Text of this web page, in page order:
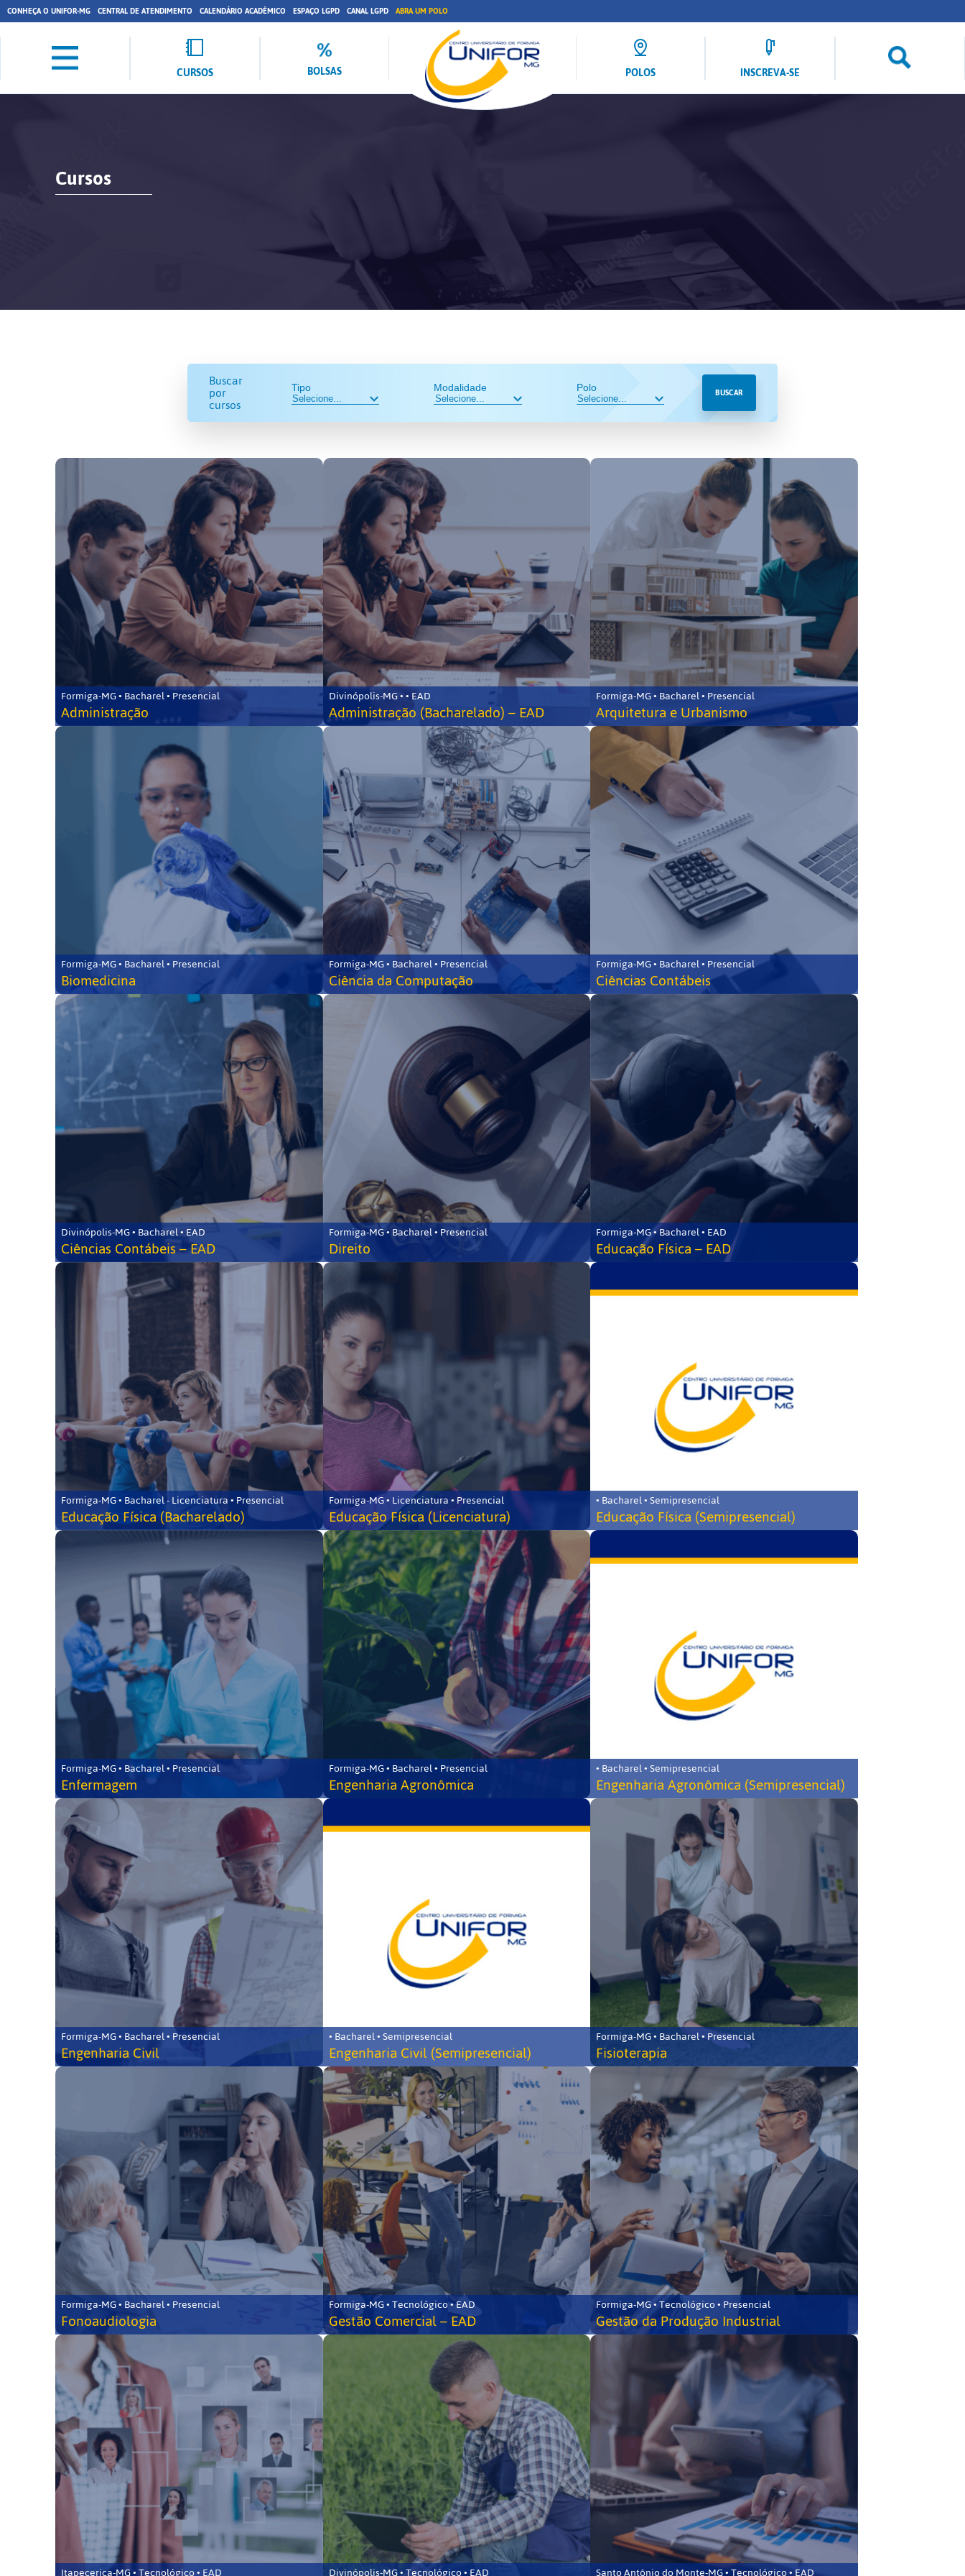
CONHEÇA O UNIFOR-MG CENTRAL DE ATENDIMENTO CALENDÁRIO ACADÊMICO ESPAÇO LGPD CANAL LGPD ABRA UM POLO
CURSOS BOLSAS POLOS INSCREVA-SE
Cursos
Buscar
por
cursos
Tipo Modalidade Polo BUSCAR
Formiga-MG • Bacharel • Presencial
Administração
Divinópolis-MG • • EAD
Administração (Bacharelado) – EAD
Formiga-MG • Bacharel • Presencial
Arquitetura e Urbanismo
Formiga-MG • Bacharel • Presencial
Biomedicina
Formiga-MG • Bacharel • Presencial
Ciência da Computação
Formiga-MG • Bacharel • Presencial
Ciências Contábeis
Divinópolis-MG • Bacharel • EAD
Ciências Contábeis – EAD
Formiga-MG • Bacharel • Presencial
Direito
Formiga-MG • Bacharel • EAD
Educação Física – EAD
Formiga-MG • Bacharel - Licenciatura • Presencial
Educação Física (Bacharelado)
Formiga-MG • Licenciatura • Presencial
Educação Física (Licenciatura)
• Bacharel • Semipresencial
Educação Física (Semipresencial)
Formiga-MG • Bacharel • Presencial
Enfermagem
Formiga-MG • Bacharel • Presencial
Engenharia Agronômica
• Bacharel • Semipresencial
Engenharia Agronômica (Semipresencial)
Formiga-MG • Bacharel • Presencial
Engenharia Civil
• Bacharel • Semipresencial
Engenharia Civil (Semipresencial)
Formiga-MG • Bacharel • Presencial
Fisioterapia
Formiga-MG • Bacharel • Presencial
Fonoaudiologia
Formiga-MG • Tecnológico • EAD
Gestão Comercial – EAD
Formiga-MG • Tecnológico • Presencial
Gestão da Produção Industrial